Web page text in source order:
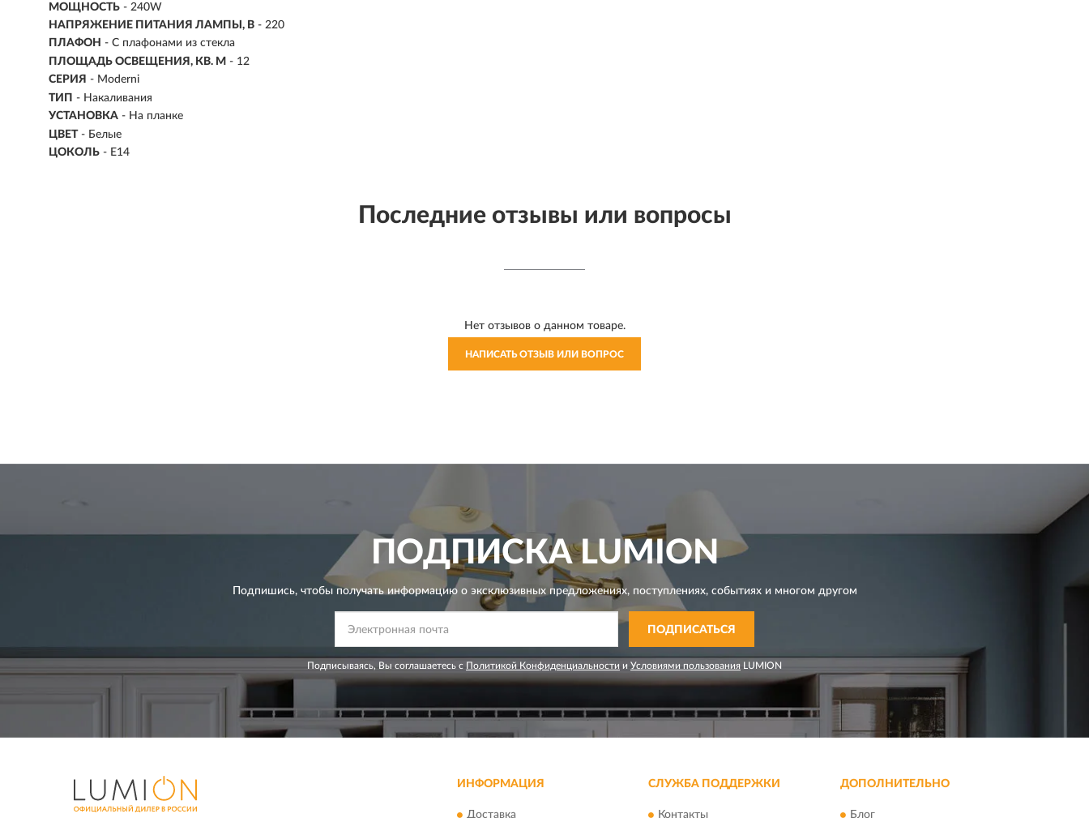
МОЩНОСТЬ - 240W
НАПРЯЖЕНИЕ ПИТАНИЯ ЛАМПЫ, В - 220
ПЛАФОН - С плафонами из стекла
ПЛОЩАДЬ ОСВЕЩЕНИЯ, КВ. М - 12
СЕРИЯ - Moderni
ТИП - Накаливания
УСТАНОВКА - На планке
ЦВЕТ - Белые
ЦОКОЛЬ - E14
Последние отзывы или вопросы
Нет отзывов о данном товаре.
НАПИСАТЬ ОТЗЫВ ИЛИ ВОПРОС
ПОДПИСКАLUMION
Подпишись, чтобы получать информацию о эксклюзивных предложениях,поступлениях, событиях и многом другом
ПОДПИСАТЬСЯ
Подписываясь, Вы соглашаетесь с Политикой Конфиденциальности и Условиями пользования LUMION
ИНФОРМАЦИЯ
Доставка
СЛУЖБА ПОДДЕРЖКИ
Контакты
ДОПОЛНИТЕЛЬНО
Блог